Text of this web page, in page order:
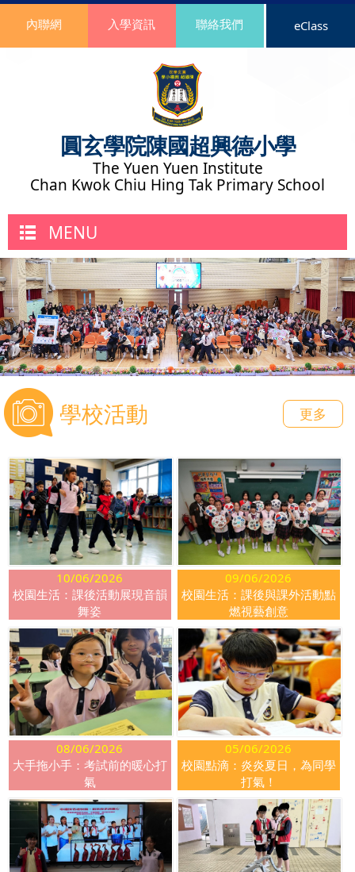
圓玄學院陳國超興德小學
The Yuen Yuen Institute
Chan Kwok Chiu Hing Tak Primary School
內聯網 入學資訊 聯絡我們 eClass
MENU
更多
學校活動
10/06/2026
校園生活：課後活動展現音韻
舞姿
09/06/2026
校園生活：課後與課外活動點
燃視藝創意
08/06/2026
大手拖小手：考試前的暖心打
氣
05/06/2026
校園點滴：炎炎夏日，為同學
打氣！